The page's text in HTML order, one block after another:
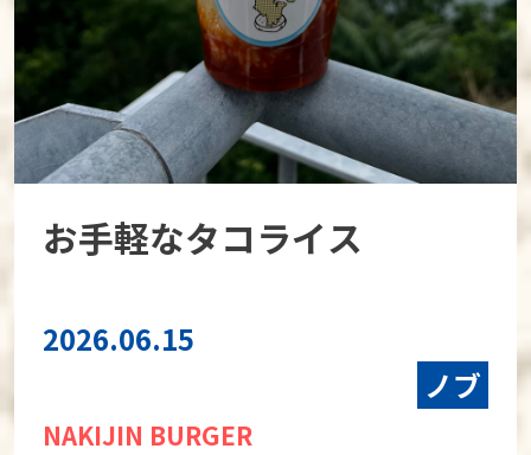
お手軽なタコライス
2026.06.15
ノブ
NAKIJIN BURGER